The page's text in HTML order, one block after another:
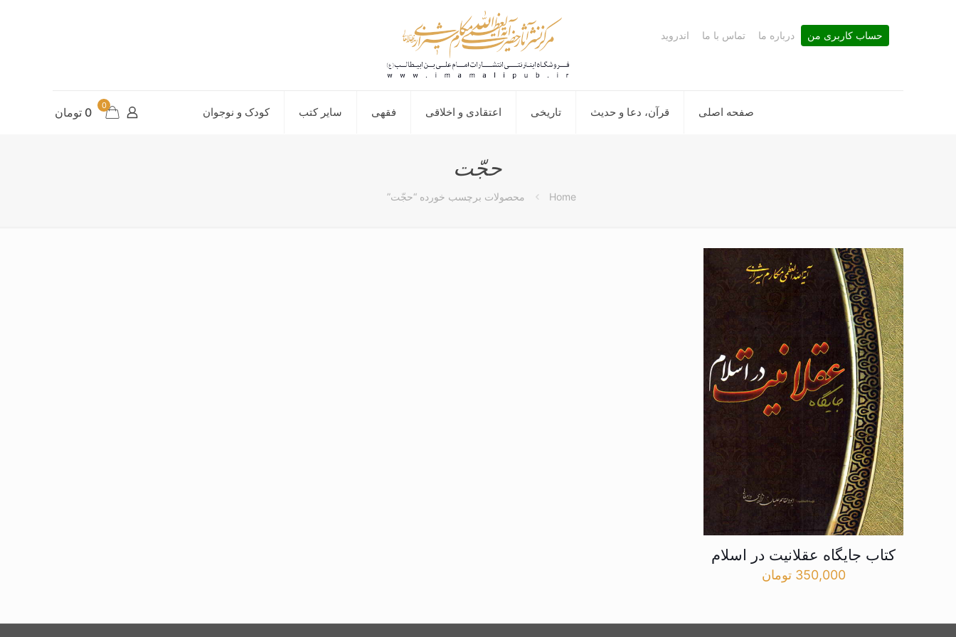
صفحه اصلی قرآن، دعا و حدیث تاریخی اعتقادی و اخلاقی فقهی سایر کتب کودک و نوجوان
حساب کاربری من درباره ما تماس با ما اندروید
0 0 تومان
حجّت
Home محصولات برچسب خورده “حجّت”
کتاب جایگاه عقلانیت در اسلام
350,000 تومان